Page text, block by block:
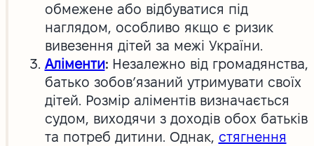
обмежене або відбуватися під
наглядом, особливо якщо є ризик
вивезення дітей за межі України.
Аліменти:Незалежно від громадянства,
батько зобов’язаний утримувати своїх
дітей. Розмір аліментів визначається
судом, виходячи з доходів обох батьків
та потреб дитини. Однак, стягнення